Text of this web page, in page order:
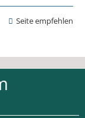
Seite empfehlen